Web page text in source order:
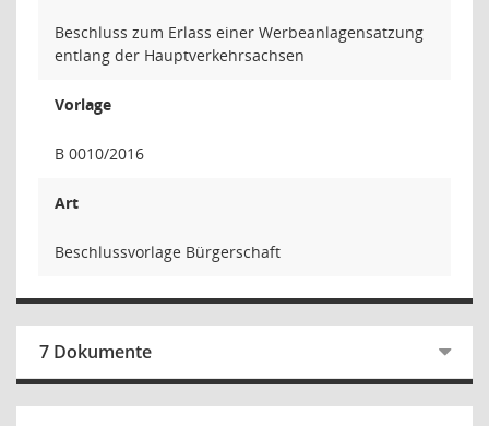
Beschluss zum Erlass einer Werbeanlagensatzung
entlang der Hauptverkehrsachsen
Vorlage
B 0010/2016
Art
Beschlussvorlage Bürgerschaft
7 Dokumente